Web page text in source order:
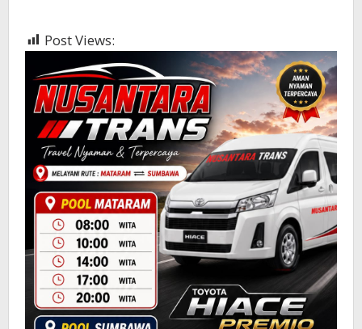
Post Views: